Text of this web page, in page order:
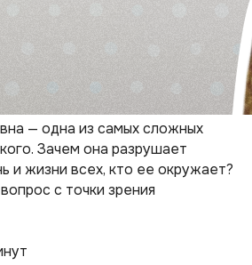
— одна из самых сложных
Зачем она разрушает
и жизни всех, кто ее окружает?
с точки зрения